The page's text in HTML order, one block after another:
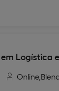
em
Online,